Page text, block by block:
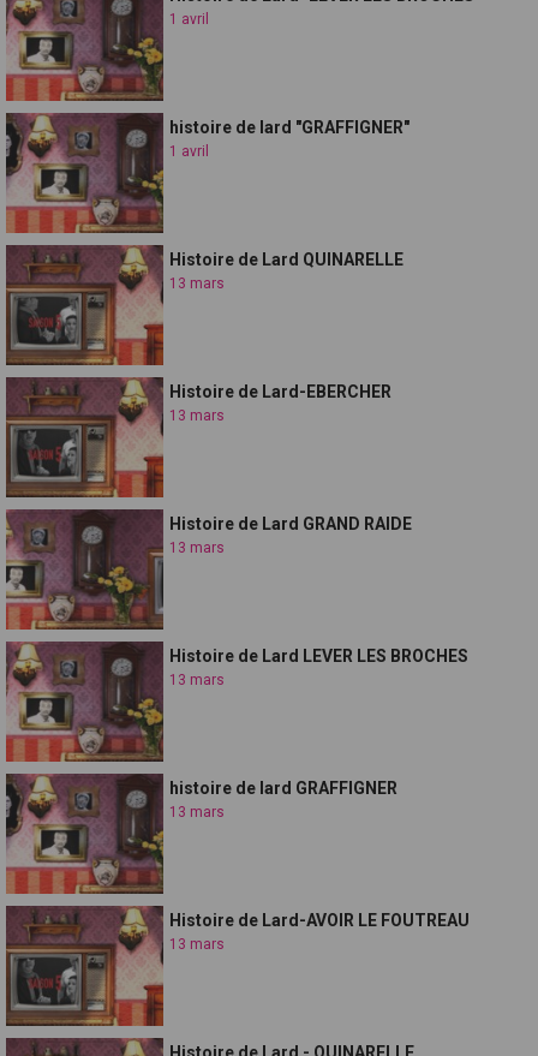
1 avril
histoire de lard "GRAFFIGNER"
1 avril
Histoire de Lard QUINARELLE
13 mars
Histoire de Lard-EBERCHER
13 mars
Histoire de Lard GRAND RAIDE
13 mars
Histoire de Lard LEVER LES BROCHES
13 mars
histoire de lard GRAFFIGNER
13 mars
Histoire de Lard-AVOIR LE FOUTREAU
13 mars
Histoire de Lard - QUINARELLE